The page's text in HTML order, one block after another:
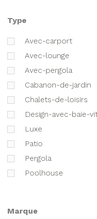
Type
avec-carport
avec-lounge
avec-pergola
cabanon-de-jardin
chalets-de-loisirs
design-avec-baie-
luxe
patio
pergola
poolhouse
marque